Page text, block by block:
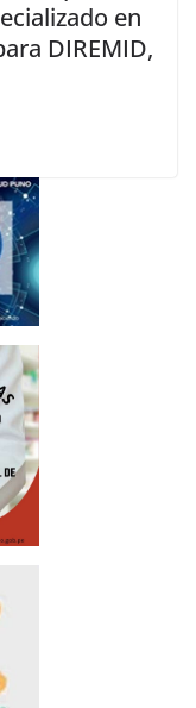
en
DIREMID,